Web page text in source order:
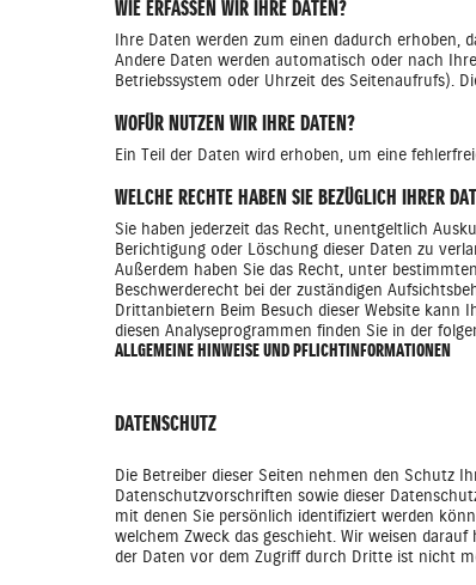
WIE ERFASSEN WIR IHRE DATEN?
Ihre Daten werden zum einen dadurch erhoben,
Andere Daten werden automatisch oder nach
Betriebssystem oder Uhrzeit des Seitenaufrufs).
WOFÜR NUTZEN WIR IHRE DATEN?
Ein Teil der Daten wird erhoben, um eine
WELCHE RECHTE HABEN SIE BEZÜGLICH IHRER
Sie haben jederzeit das Recht, unentgeltlich
Berichtigung oder Löschung dieser Daten zu
Außerdem haben Sie das Recht, unter
Beschwerderecht bei der zuständigen
Drittanbietern Beim Besuch dieser Website
diesen Analyseprogrammen finden Sie in der
ALLGEMEINE HINWEISE UND PFLICHTINFORMATIONEN
DATENSCHUTZ
Die Betreiber dieser Seiten nehmen den Schutz
Datenschutzvorschriften sowie dieser
mit denen Sie persönlich identifiziert werden
welchem Zweck das geschieht. Wir weisen
der Daten vor dem Zugriff durch Dritte ist nicht